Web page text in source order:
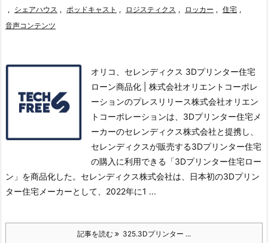
, シェアハウス , ポッドキャスト , ロジスティクス , ロッカー , 住宅 ,
音声コンテンツ
オリコ、セレンディクス 3Dプリンター住宅
ローン商品化 | 株式会社オリエントコーポレ
ーションのプレスリリース株式会社オリエン
トコーポレーションは、3Dプリンター住宅メ
ーカーのセレンディクス株式会社と提携し、
セレンディクスが販売する3Dプリンター住宅
の購入に利用できる「3Dプリンター住宅ロー
ン」を商品化した。 セレンディクス株式会社は、日本初の3Dプリン
ター住宅メーカーとして、2022年に1 ...
記事を読む 325.3Dプリンター ...